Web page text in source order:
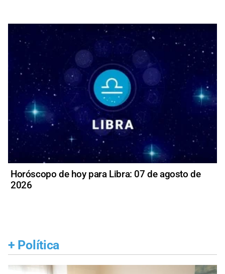
Horóscopo de hoy para Libra: 07 de agosto de
2026
+ Política